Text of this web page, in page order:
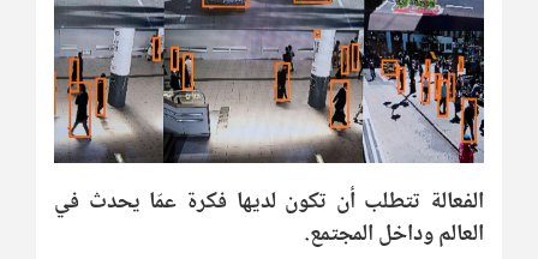
الفعالة تتطلب أن تكون لديها فكرة عمّا يحدث في
العالم وداخل المجتمع.